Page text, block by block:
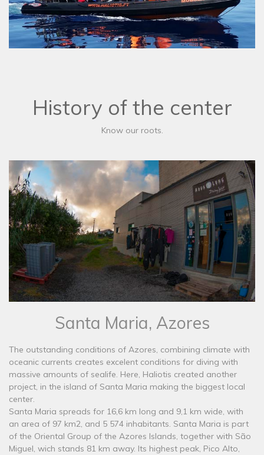
History of the center
Know our roots.
Santa Maria, Azores
The outstanding conditions of Azores, combining climate with
oceanic currents creates excelent conditions for diving with
massive amounts of sealife. Here, Haliotis created another
project, in the island of Santa Maria making the biggest local
center.
Santa Maria spreads for 16,6 km long and 9,1 km wide, with
an area of 97 km2, and 5 574 inhabitants. Santa Maria is part
of the Oriental Group of the Azores Islands, together with São
Miguel, wich stands 81 km away. Its highest peak, Pico Alto,